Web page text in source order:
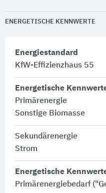
ENERGETISCHE KENNWERTE
Energiestandard
KfW-Effizienzhaus 55
Energetische
Primärenergie
Sonstige Biomasse
Sekundärenergie
Strom
Energetische
Primärenergiebedarf